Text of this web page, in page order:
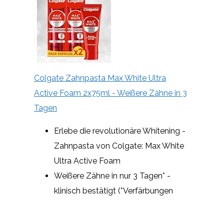
Colgate Zahnpasta Max White Ultra
Active Foam 2x75ml - Weißere Zähne in 3
Tagen
Erlebe die revolutionäre Whitening -
Zahnpasta von Colgate: Max White
Ultra Active Foam
Weißere Zähne in nur 3 Tagen* -
klinisch bestätigt (*Verfärbungen